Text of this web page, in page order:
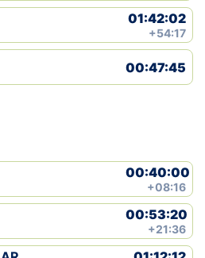
01:42:02
+54:17
00:47:45
00:40:00
+08:16
00:53:20
+21:36